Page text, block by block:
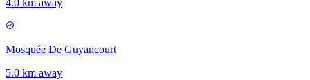
4.0 km away
Mosquée De Guyancourt
5.0 km away